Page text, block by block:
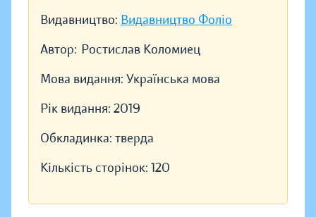
Видавництво: Видавництво Фоліо
Автор: Ростислав Коломиец
Мова видання: Українська мова
Рік видання: 2019
Обкладинка: тверда
Кількість сторінок: 120